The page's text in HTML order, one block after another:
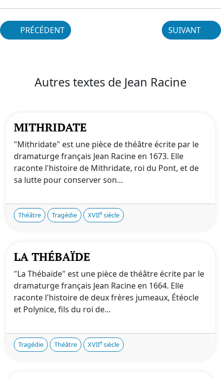
PRÉCÉDENT SUIVANT
Autres textes de Jean Racine
MITHRIDATE
"Mithridate" est une pièce de théâtre écrite par le
dramaturge français Jean Racine en 1673. Elle
raconte l'histoire de Mithridate, roi du Pont, et de
sa lutte pour conserver son...
Théâtre Tragédie XVIIe siècle
LA THÉBAÏDE
"La Thébaïde" est une pièce de théâtre écrite par le
dramaturge français Jean Racine en 1664. Elle
raconte l'histoire de deux frères jumeaux, Étéocle
et Polynice, fils du roi de...
Tragédie Théâtre XVIIe siècle